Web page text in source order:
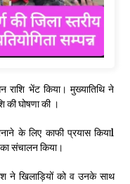
भेंट किया। मुख्यातिथि ने
की घोषणा की ।
के लिए काफी प्रयास कियाl
संचालन किया।
ने खिलाड़ियों को व उनके साथ